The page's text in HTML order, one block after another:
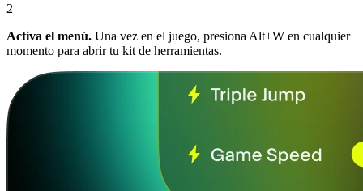
2
Activa el menú. Una vez en el juego, presiona Alt+W en cualquier
momento para abrir tu kit de herramientas.